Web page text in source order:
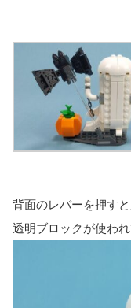
背面のレバーを押す
透明ブロックが使わ